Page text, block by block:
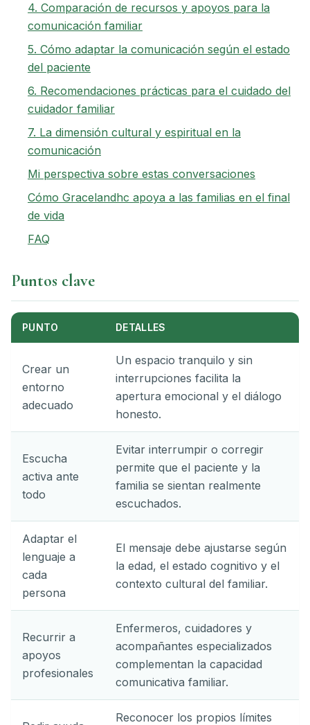
4. Comparación de recursos y apoyos para la
comunicación familiar
5. Cómo adaptar la comunicación según el estado
del paciente
6. Recomendaciones prácticas para el cuidado del
cuidador familiar
7. La dimensión cultural y espiritual en la
comunicación
Mi perspectiva sobre estas conversaciones
Cómo Gracelandhc apoya a las familias en el final
de vida
FAQ
Puntos clave
PUNTO DETALLES
Crear un
entorno
adecuado
Un espacio tranquilo y sin
interrupciones facilita la
apertura emocional y el diálogo
honesto.
Escucha
activa ante
todo
Evitar interrumpir o corregir
permite que el paciente y la
familia se sientan realmente
escuchados.
Adaptar el
lenguaje a
cada
persona
El mensaje debe ajustarse según
la edad, el estado cognitivo y el
contexto cultural del familiar.
Recurrir a
apoyos
profesionales
Enfermeros, cuidadores y
acompañantes especializados
complementan la capacidad
comunicativa familiar.
Reconocer los propios límites